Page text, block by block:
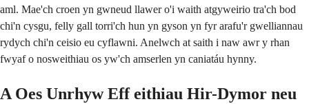
aml. Mae'ch croen yn gwneud llawer o'i waith atgyweirio tra'ch bod
chi'n cysgu, felly gall torri'ch hun yn gyson yn fyr arafu'r gwelliannau
rydych chi'n ceisio eu cyflawni. Anelwch at saith i naw awr y rhan
fwyaf o nosweithiau os yw'ch amserlen yn caniatáu hynny.
A Oes Unrhyw Eff eithiau Hir-Dymor neu